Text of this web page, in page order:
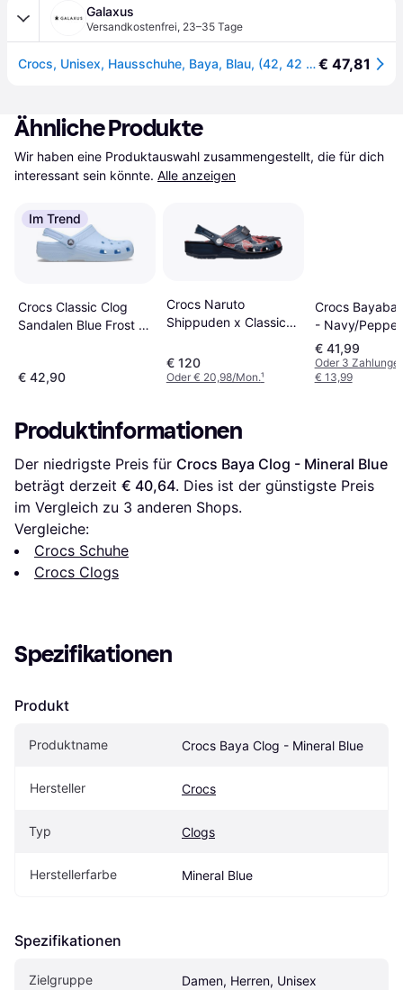
Galaxus
Versandkostenfrei, 23–35 Tage
Crocs, Unisex, Hausschuhe, Baya, Blau, (42, 42 2/3, 42.5, 43)€ 47,81
Ähnliche Produkte
Wir haben eine Produktauswahl zusammengestellt, die für dich
interessant sein könnte. Alle anzeigen
Im Trend
Crocs Classic Clog
Sandalen Blue Frost -
€ 42,90
Crocs Naruto
Shippuden x Classic
€ 120
Oder € 20,98/Mon.¹
Crocs
- Navy/Pepper
€ 41,99
Oder 3
€ 13,99
Produktinformationen
Der niedrigste Preis für Crocs Baya Clog - Mineral Blue
beträgt derzeit € 40,64. Dies ist der günstigste Preis
im Vergleich zu 3 anderen Shops.
Vergleiche:
Crocs Schuhe
Crocs Clogs
Spezifikationen
Produkt
Produktname Crocs Baya Clog - Mineral Blue
Hersteller Crocs
Typ Clogs
Herstellerfarbe Mineral Blue
Spezifikationen
Zielgruppe Damen, Herren, Unisex